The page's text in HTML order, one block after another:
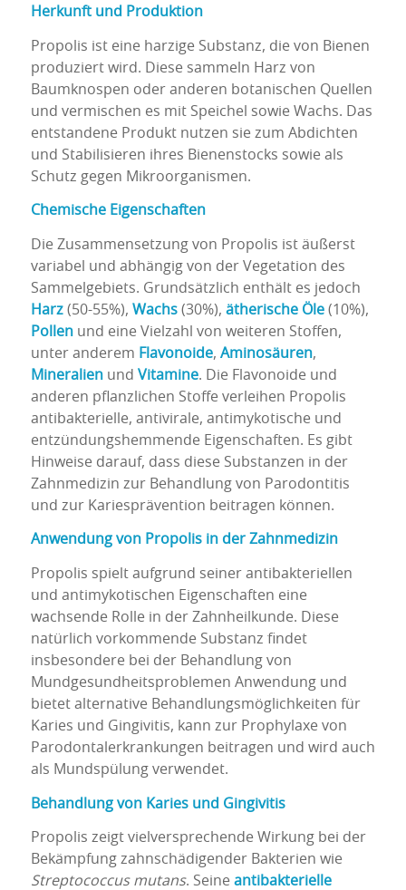
Herkunft und Produktion
Propolis ist eine harzige Substanz, die von Bienen
produziert wird. Diese sammeln Harz von
Baumknospen oder anderen botanischen Quellen
und vermischen es mit Speichel sowie Wachs. Das
entstandene Produkt nutzen sie zum Abdichten
und Stabilisieren ihres Bienenstocks sowie als
Schutz gegen Mikroorganismen.
Chemische Eigenschaften
Die Zusammensetzung von Propolis ist äußerst
variabel und abhängig von der Vegetation des
Sammelgebiets. Grundsätzlich enthält es jedoch
Harz(50-55%), Wachs(30%), ätherische Öle(10%),
Pollenund eine Vielzahl von weiteren Stoffen,
unter anderem Flavonoide, Aminosäuren,
Mineralienund Vitamine. Die Flavonoide und
anderen pflanzlichen Stoffe verleihen Propolis
antibakterielle, antivirale, antimykotische und
entzündungshemmende Eigenschaften. Es gibt
Hinweise darauf, dass diese Substanzen in der
Zahnmedizin zur Behandlung von Parodontitis
und zur Kariesprävention beitragen können.
Anwendung von Propolis in der Zahnmedizin
Propolis spielt aufgrund seiner antibakteriellen
und antimykotischen Eigenschaften eine
wachsende Rolle in der Zahnheilkunde. Diese
natürlich vorkommende Substanz findet
insbesondere bei der Behandlung von
Mundgesundheitsproblemen Anwendung und
bietet alternative Behandlungsmöglichkeiten für
Karies und Gingivitis, kann zur Prophylaxe von
Parodontalerkrankungen beitragen und wird auch
als Mundspülung verwendet.
Behandlung von Karies und Gingivitis
Propolis zeigt vielversprechende Wirkung bei der
Bekämpfung zahnschädigender Bakterien wie
Streptococcus mutans. Seine antibakterielle